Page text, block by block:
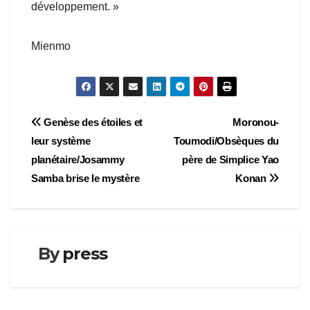
développement. »
Mienmo
Navigation
de
l’article
Moronou-
Toumodi/Obsèques du
père de Simplice Yao
Konan
Genèse des étoiles et
leur système
planétaire/Josammy
Samba brise le mystère
Bypress